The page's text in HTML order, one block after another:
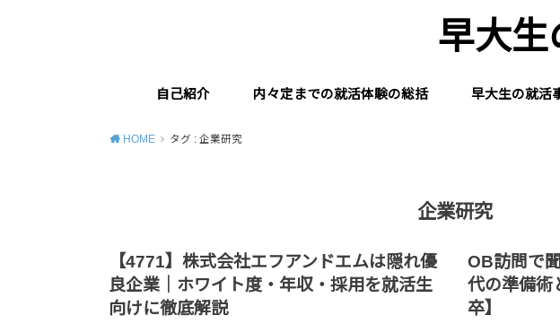
早大生
自己紹介 内々定までの就活体験の総括 早大生の就活
HOME タグ : 企業研究
企業研究
【4771】株式会社エフアンドエムは隠れ優
良企業｜ホワイト度・年収・採用を就活生
向けに徹底解説
OB訪問で
代の準備術
卒】